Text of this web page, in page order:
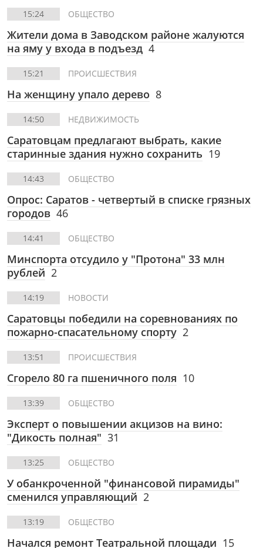
15:24 ОБЩЕСТВО
Жители дома в Заводском районе жалуются
на яму у входа в подъезд 4
15:21 ПРОИСШЕСТВИЯ
На женщину упало дерево 8
14:50 НЕДВИЖИМОСТЬ
Саратовцам предлагают выбрать, какие
старинные здания нужно сохранить 19
14:43 ОБЩЕСТВО
Опрос: Саратов - четвертый в списке грязных
городов 46
14:41 ОБЩЕСТВО
Минспорта отсудило у "Протона" 33 млн
рублей 2
14:19 НОВОСТИ
Саратовцы победили на соревнованиях по
пожарно-спасательному спорту 2
13:51 ПРОИСШЕСТВИЯ
Сгорело 80 га пшеничного поля 10
13:39 ОБЩЕСТВО
Эксперт о повышении акцизов на вино:
"Дикость полная" 31
13:25 ОБЩЕСТВО
У обанкроченной "финансовой пирамиды"
сменился управляющий 2
13:19 ОБЩЕСТВО
Начался ремонт Театральной площади 15